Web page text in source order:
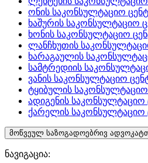
ონის საკონსულტაციო
ხაშურის საკონსულტაციო
ხონის საკონსულტაციო
ლანჩხუთის
ხარაგაულის
სამტრედიის
ვანის საკონსულტაციო
ტყიბულის
ადიგენის საკონსულტაციო
ქარელის საკონსულტაციო
მოწვეულ საზოგადოებრივ
ნავიგაცია: